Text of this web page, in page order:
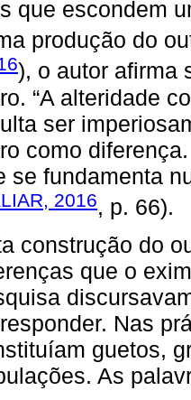
que escondem
produção do
), o autor afirma
“A alteridade
ser
como
se fundamenta
2016, p. 66).
construção do
que o
Nas
guetos,
As